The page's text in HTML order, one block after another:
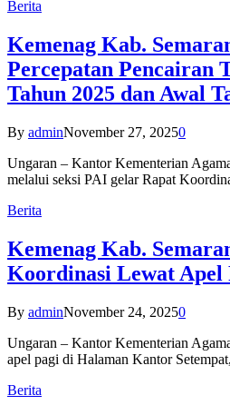
Berita
Kemenag Kab.
Percepatan Pencairan
Tahun 2025 dan Awal
By adminNovember 27, 20250
Ungaran – Kantor Kementerian
melalui seksi PAI gelar Rapat
Berita
Kemenag Kab.
Koordinasi Lewat Apel
By adminNovember 24, 20250
Ungaran – Kantor Kementerian
apel pagi di Halaman Kantor
Berita